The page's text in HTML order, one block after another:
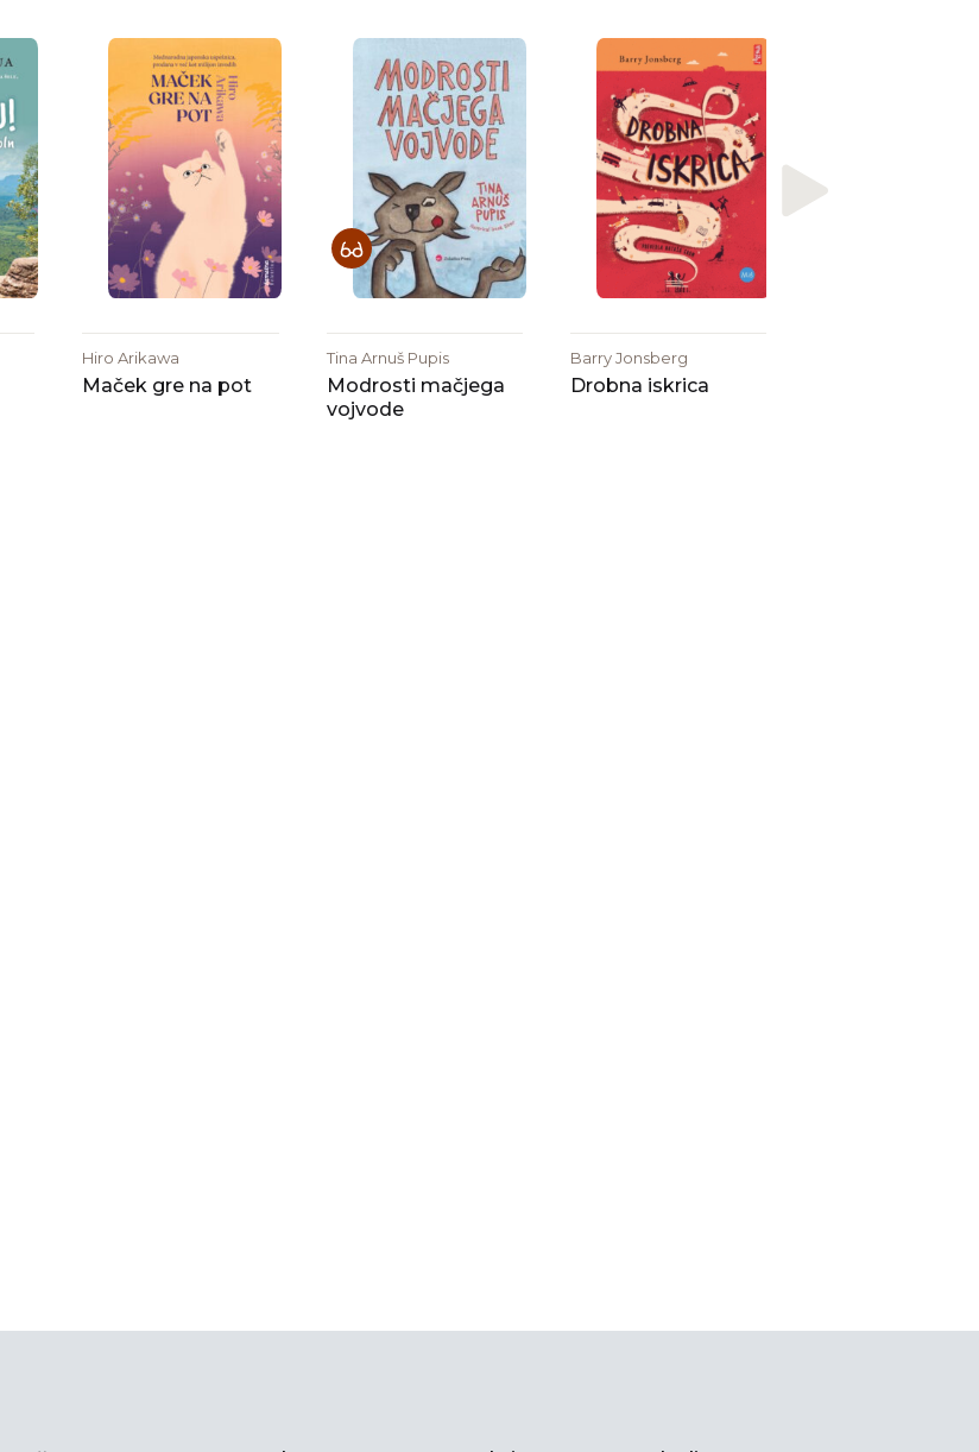
Hiro Arikawa
Maček gre na pot
Tina Arnuš Pupis
Modrosti mačjega
vojvode
Barry Jonsberg
Drobna iskrica